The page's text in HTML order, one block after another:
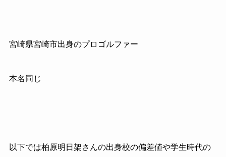
宮崎県宮崎市出身のプロゴルファー
本名同じ
以下では柏原明日架さんの出身校の偏差値や学生時代の